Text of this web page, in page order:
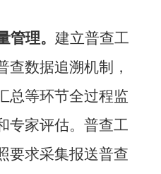
管理。 建立普查工
查数据追溯机制，
总等环节全过程监
专家评估。普查工
要求采集报送普查